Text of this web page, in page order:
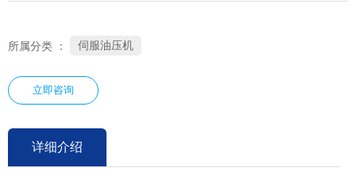
所属分类 ： 伺服油压机
立即咨询
详细介绍